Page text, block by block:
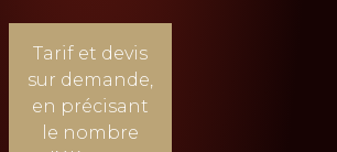
Tarif et devis
sur demande,
en précisant
le nombre